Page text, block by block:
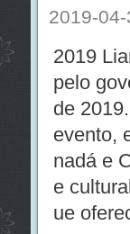
2019-04-
2019
pelo
de
evento,
nadá e
e
ue